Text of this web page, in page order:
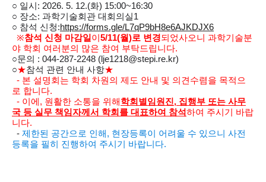
○ 일시: 2026. 5. 12.(화) 15:00~16:30
○ 장소: 과학기술회관 대회의실1
○ 참석 신청:https://forms.gle/L7qP9bH8e6AJKDJX6
※참석 신청 마감일이5/11(월)로 변경되었사오니 과학기술분
야 학회 여러분의 많은 참여 부탁드립니다.
○문의 : 044-287-2248 (lje1218@stepi.re.kr)
○★참석 관련 안내 사항★
- 본 설명회는 학회 차원의 제도 안내 및 의견수렴을 목적으
로 합니다.
- 이에, 원활한 소통을 위해학회별임원진, 집행부 또는 사무
국 등 실무 책임자께서 학회를 대표하여 참석하여 주시기 바랍
니다.
- 제한된 공간으로 인해, 현장등록이 어려울 수 있으니 사전
등록을 필히 진행하여 주시기 바랍니다.